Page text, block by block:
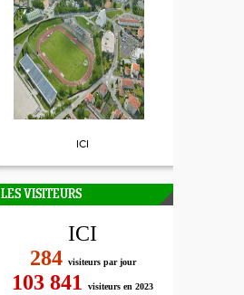
ICI
LES VISITEURS
ICI
284 visiteurs par jour
103 841
visiteurs en 2023